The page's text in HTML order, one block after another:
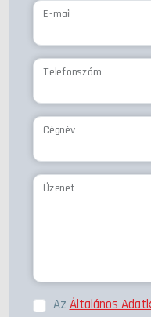
E-mail
Telefonszám
Cégnév
Üzenet
AzÁltalános